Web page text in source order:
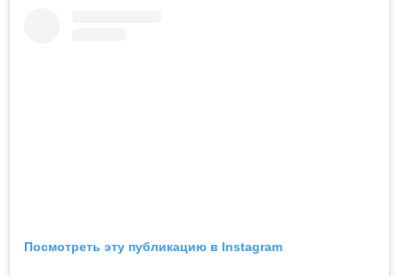
Посмотреть эту публикацию в Instagram